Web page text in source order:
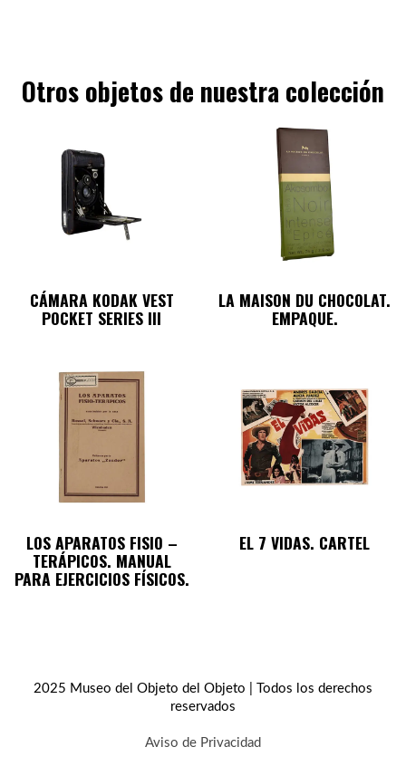
Otros objetos de nuestra colección
CÁMARA KODAK VEST
POCKET SERIES III
LA MAISON DU CHOCOLAT.
EMPAQUE.
LOS APARATOS FISIO –
TERÁPICOS. MANUAL
PARA EJERCICIOS FÍSICOS.
EL 7 VIDAS. CARTEL
2025 Museo del Objeto del Objeto | Todos los derechos
reservados
Aviso de Privacidad